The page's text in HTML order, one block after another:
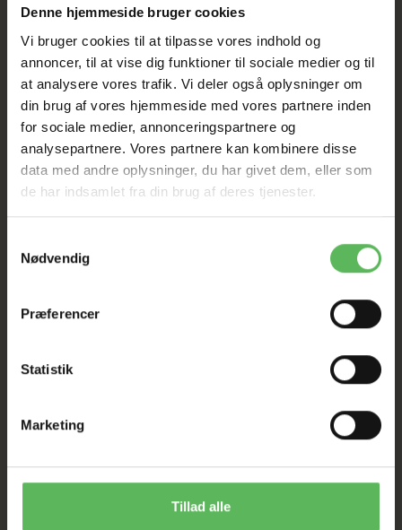
Denne hjemmeside bruger cookies
Vi bruger cookies til at tilpasse vores indhold og
annoncer, til at vise dig funktioner til sociale medier og til
at analysere vores trafik. Vi deler også oplysninger om
din brug af vores hjemmeside med vores partnere inden
for sociale medier, annonceringspartnere og
analysepartnere. Vores partnere kan kombinere disse
data med andre oplysninger, du har givet dem, eller som
de har indsamlet fra din brug af deres tjenester.
Nødvendig
Præferencer
Statistik
Marketing
Tillad alle
Tilbud GÆLDER IKKE
I FYSISK BUTIKKERE
Fruity chunk mix, - forhindrer underernæring. Alt i
da alle livsnødvendige, værdifulde ingredienser er
samlet i hver enkelt foderpille.
Med en dejlig duft af æble og pære
Med essentielle vitaminer og mineraler